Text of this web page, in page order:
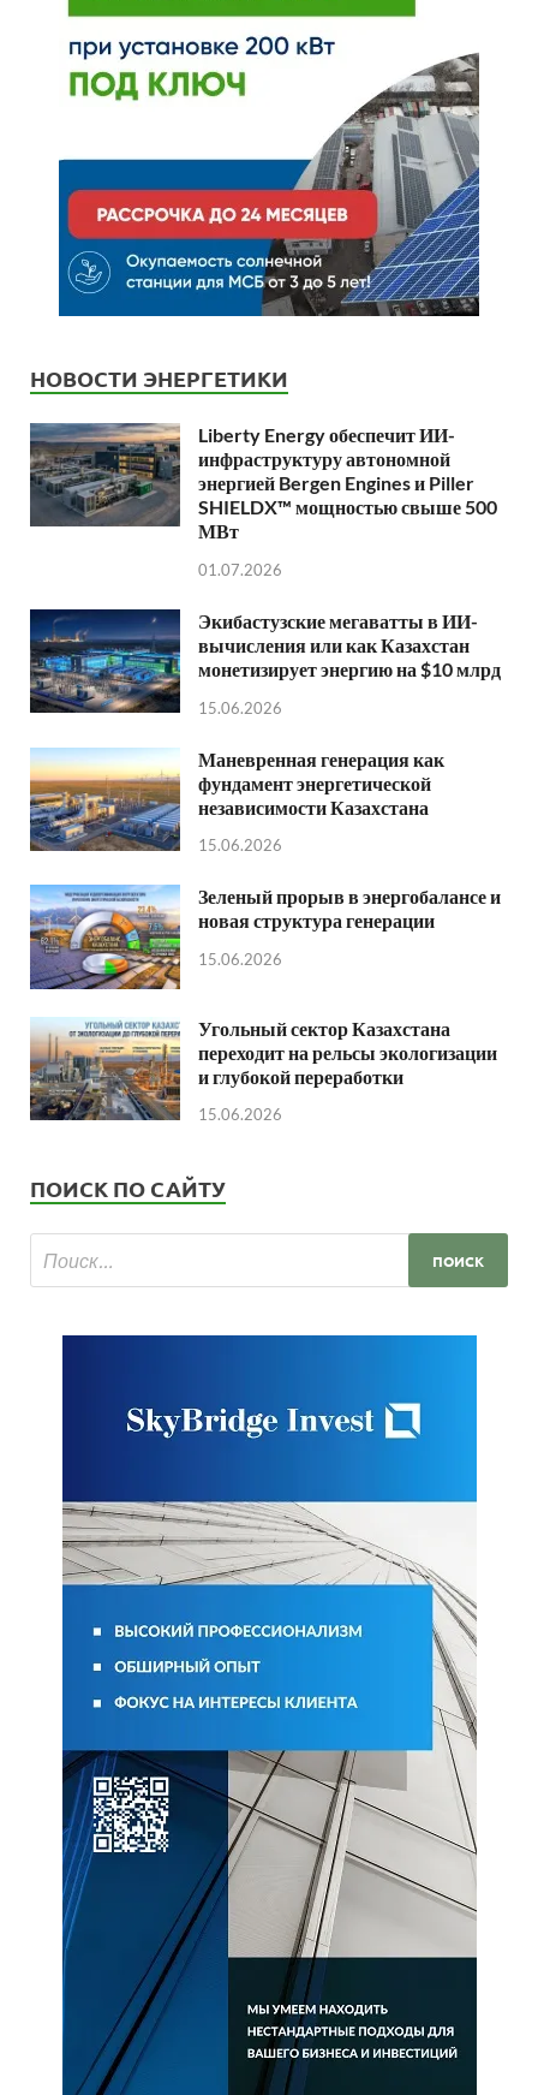
НОВОСТИ ЭНЕРГЕТИКИ
Liberty Energy обеспечит ИИ-
инфраструктуру автономной
энергией Bergen Engines и Piller
SHIELDX™ мощностью свыше 500
МВт
01.07.2026
Экибастузские мегаватты в ИИ-
вычисления или как Казахстан
монетизирует энергию на $10 млрд
15.06.2026
Маневренная генерация как
фундамент энергетической
независимости Казахстана
15.06.2026
Зеленый прорыв в энергобалансе и
новая структура генерации
15.06.2026
Угольный сектор Казахстана
переходит на рельсы экологизации
и глубокой переработки
15.06.2026
ПОИСК ПО САЙТУ